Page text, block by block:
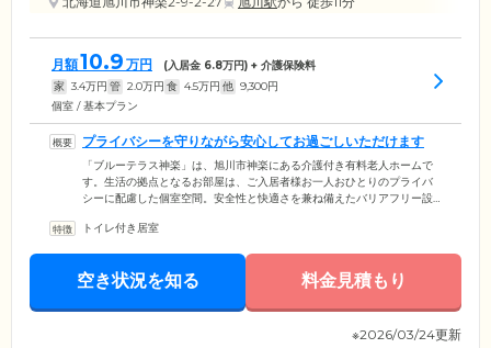
月額10.9 万円 (入居金 6.8万円) + 介護保険料
家 3.4万円 管 2.0万円 食 4.5万円 他 9,300円
個室 / 基本プラン
プライバシーを守りながら安心してお過ごしいただけます
「ブルーテラス神楽」は、旭川市神楽にある介護付き有料老人ホームで
す。生活の拠点となるお部屋は、ご入居者様お一人おひとりのプライバ
シーに配慮した個室空間。安全性と快適さを兼ね備えたバリアフリー設
ゼットなど生活に必要な設備を揃えていますので、ご自宅と同じように
ッドルームとトイレの2ヶ所に緊急コールを完備しています。
トイレ付き居室
空き状況を知る 料金見積もり
※2026/03/24更新